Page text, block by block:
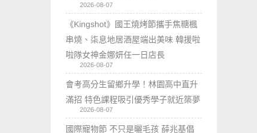
2026-08-07
《Kingshot》國王燒烤節攜手焦糖楓
串燒、柒息地居酒屋端出美味 韓援啦
啦隊女神金娜妍任一日店長
2026-08-07
會考高分生留鄉升學！林園高中直升
滿招 特色課程吸引優秀學子就近築夢
2026-08-07
國際寵物節 不只是曬毛孩 薛兆基倡